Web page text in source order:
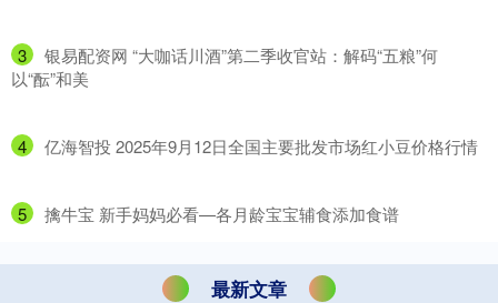
3
​银易配资网 “大咖话川酒”第二季收官站：解码“五粮”何
以“酝”和美
4 ​亿海智投 2025年9月12日全国主要批发市场红小豆价格行情
5 ​擒牛宝 新手妈妈必看—各月龄宝宝辅食添加食谱
最新文章